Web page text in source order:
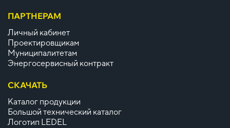
ПАРТНЕРАМ
Личный кабинет
Проектировщикам
Муниципалитетам
Энергосервисный контракт
СКАЧАТЬ
Каталог продукции
Большой технический каталог
Логотип LEDEL